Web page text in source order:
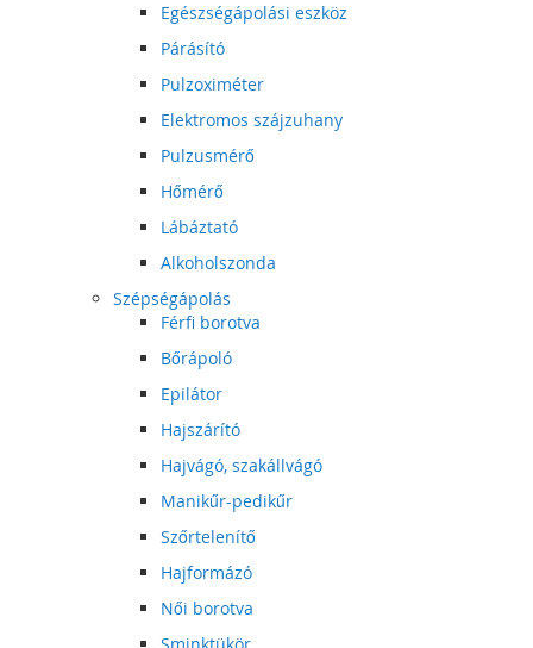
Egészségápolási eszköz
Párásító
Pulzoximéter
Elektromos szájzuhany
Pulzusmérő
Hőmérő
Lábáztató
Alkoholszonda
Szépségápolás
Férfi borotva
Bőrápoló
Epilátor
Hajszárító
Hajvágó, szakállvágó
Manikűr-pedikűr
Szőrtelenítő
Hajformázó
Női borotva